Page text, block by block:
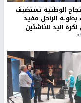
إضرابهما منذ 21 يومًا، إضافة إلى المعتقل
يومًا، ومحمد تيسير زكارنة، وأنس أحمد
يواصلون الإضراب
المعتقل الإداري سيف